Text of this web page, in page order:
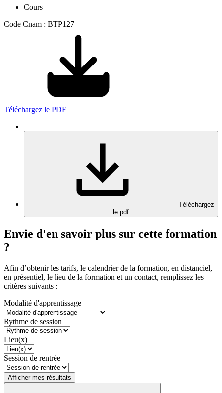
Cours
Code Cnam : BTP127
Téléchargez le PDF
Téléchargez
le pdf
Envie d'en savoir plus sur cette formation
?
Afin d’obtenir les tarifs, le calendrier de la formation, en distanciel,
en présentiel, le lieu de la formation et un contact, remplissez les
critères suivants :
Modalité d'apprentissage
Rythme de session
Lieu(x)
Session de rentrée
Afficher mes résultats